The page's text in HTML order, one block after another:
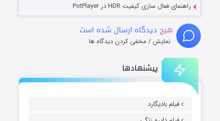
پیشنهادها
فیلم بادیگارد
راهنمای فعال سازی کیفیت HDR در PotPlayer
هیچ دیدگاه ارسال شده است
نمایش / مخفی کردن دیدگاه ها